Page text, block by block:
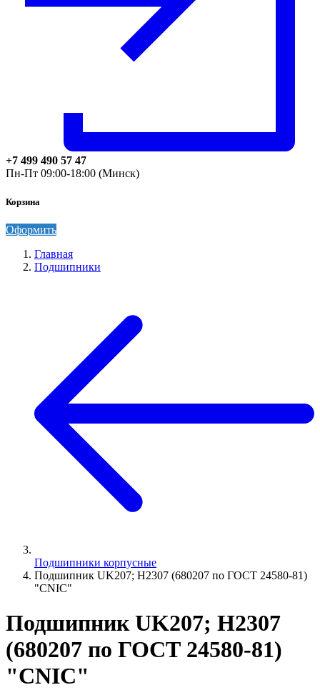
+7 499 490 57 47
Пн-Пт 09:00-18:00 (Минск)
Корзина
Оформить
Главная
Подшипники
Подшипники корпусные
Подшипник UK207; H2307 (680207 по ГОСТ 24580-81)
"CNIC"
Подшипник UK207; H2307
(680207 по ГОСТ 24580-81)
"CNIC"